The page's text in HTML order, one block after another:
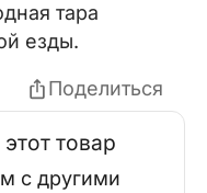
тара
езды.
Поделиться
товар
с другими